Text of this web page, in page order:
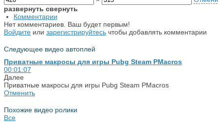
развернуть свернуть
Комментарии
Нет комментариев. Ваш будет первым!
Войдите или зарегистрируйтесь чтобы добавлять комментарии
Следующее видео автоплей
Приватные макросы для игры Pubg Steam PMacros
00:01:07
Далее
Приватные макросы для игры Pubg Steam PMacros
Отменить
Похожие видео ролики
Все